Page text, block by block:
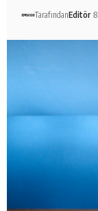
TarafındanEditör